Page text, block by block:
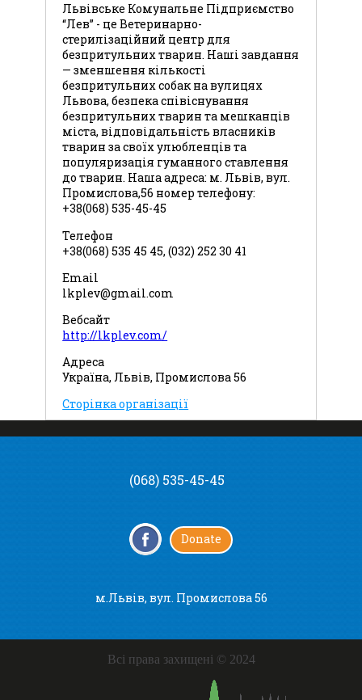
Львівське Комунальне Підприємство
“Лев” - це Ветеринарно-
стерилізаційний центр для
безпритульних тварин. Наші завдання
— зменшення кількості
безпритульних собак на вулицях
Львова, безпека співіснування
безпритульних тварин та мешканців
міста, відповідальність власників
тварин за своїх улюбленців та
популяризація гуманного ставлення
до тварин. Наша адреса: м. Львів, вул.
Промислова,56 номер телефону:
+38(068) 535-45-45
Телефон
+38(068) 535 45 45, (032) 252 30 41
Email
lkplev@gmail.com
Вебсайт
http://lkplev.com/
Адреса
Україна, Львів, Промислова 56
Сторінка організації
(068) 535-45-45
Donate
м.Львів, вул. Промислова 56
Всі права захищені © 2024